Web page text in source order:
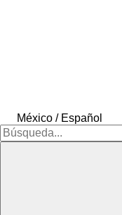
México / Español